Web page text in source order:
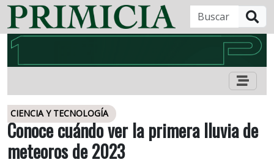
CIENCIA Y TECNOLOGÍA
Conoce cuándo ver la primera lluvia de
meteoros de 2023